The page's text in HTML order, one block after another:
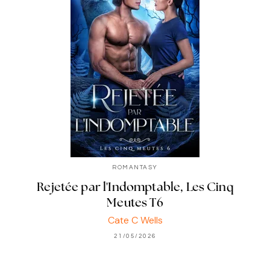
ROMANTASY
Rejetée par l'Indomptable, Les Cinq
Meutes T6
Cate C Wells
21/05/2026